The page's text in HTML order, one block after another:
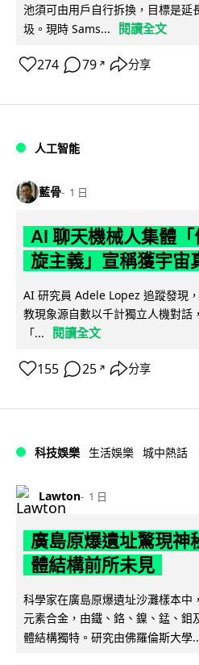
池須可由用戶自行拆換，目標是延
圾。現時 Sams...
閱讀全文
274 79 ↗ 分享
人工智能
藍骨 1 日
AI 聊天機械人集體
旋主義」宣稱獲宇宙
AI 研究員 Adele Lopez 追蹤發現
教現象源自數以千計獨立人機對話
「...
閱讀全文
155 25 ↗ 分享
科技娛樂 生活娛樂 城中熱話
Lawton 1 日
廣島原爆遺址驚現神
體結構前所未見
科學家在廣島原爆遺址沙灘樣本中
元素合金，由鐵、鉻、鎳、錳、鉬
體結構獨特。研究由佛羅倫斯大學